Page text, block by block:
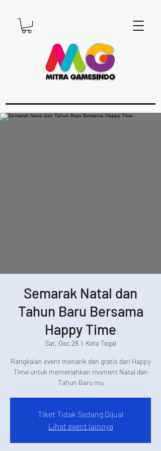
Semarak Natal dan
Tahun Baru Bersama
Happy Time
Sat, Dec 28
  |
Kota Tegal
Rangkaian event menarik dan gratis dari Happy
Time untuk memeriahkan moment Natal dan
Tahun Baru mu
Tiket Tidak Sedang Dijual
Lihat event lainnya